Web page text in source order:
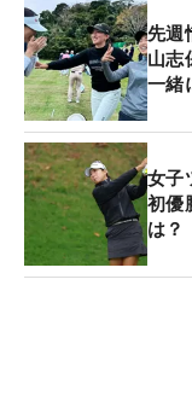
先週
山志
一緒
女子
初優
は？